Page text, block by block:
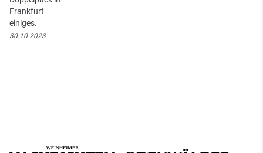
Frankfurt
einiges.
30.10.2023